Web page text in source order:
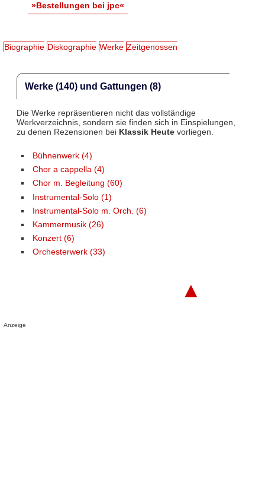
»Bestellungen bei jpc«
Biographie Diskographie Werke Zeitgenossen
Werke (140) und Gattungen (8)
Die Werke repräsentieren nicht das vollständige
Werkverzeichnis, sondern sie finden sich in Einspielungen,
zu denen Rezensionen bei Klassik Heutevorliegen.
Bühnenwerk (4)
Chor a cappella (4)
Chor m. Begleitung (60)
Instrumental-Solo (1)
Instrumental-Solo m. Orch. (6)
Kammermusik (26)
Konzert (6)
Orchesterwerk (33)
▲
Anzeige